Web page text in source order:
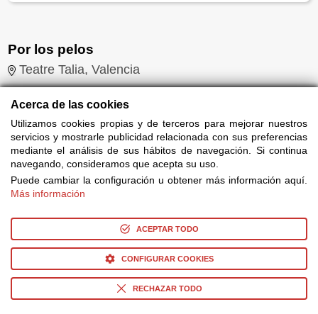
Por los pelos
Teatre Talia, Valencia
20:00
Primera cita - 5ª Temporada
Teatro Muñoz Seca, Madrid
06 AGO 20:00 desde 14,00€
Acerca de las cookies
Utilizamos cookies propias y de terceros para mejorar nuestros
servicios y mostrarle publicidad relacionada con sus preferencias
mediante el análisis de sus hábitos de navegación. Si continua
navegando, consideramos que acepta su uso.
Puede cambiar la configuración u obtener más información aquí.
Más información
ACEPTAR TODO
CONFIGURAR COOKIES
RECHAZAR TODO